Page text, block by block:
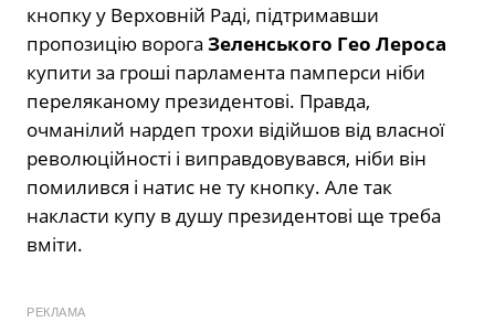
кнопку у Верховній Раді, підтримавши
пропозицію ворога Зеленського Гео Лероса
купити за гроші парламента памперси ніби
переляканому президентові. Правда,
очманілий нардеп трохи відійшов від власної
революційності і виправдовувався, ніби він
помилився і натис не ту кнопку. Але так
накласти купу в душу президентові ще треба
вміти.
РЕКЛАМА